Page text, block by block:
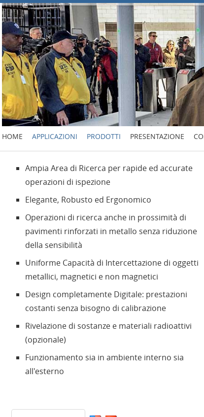
HOME APPLICAZIONI PRODOTTI PRESENTAZIONE
Ampia Area di Ricerca per rapide ed accurate
operazioni di ispezione
Elegante, Robusto ed Ergonomico
Operazioni di ricerca anche in prossimità di
pavimenti rinforzati in metallo senza riduzione
della sensibilità
Uniforme Capacità di Intercettazione di oggetti
metallici, magnetici e non magnetici
Design completamente Digitale: prestazioni
costanti senza bisogno di calibrazione
Rivelazione di sostanze e materiali radioattivi
(opzionale)
Funzionamento sia in ambiente interno sia
all'esterno